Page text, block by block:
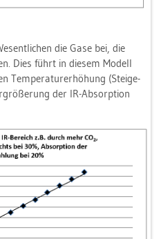
die Gase bei, die
Dies führt in die­sem Mo­dell
Tem­pe­ra­tur­er­hö­hung (Stei­ge­
der IR-Ab­sorp­ti­on